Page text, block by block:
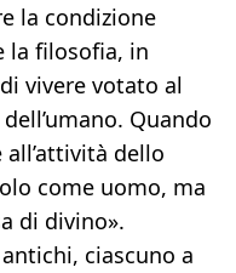
la condizione
la filosofia, in
vivere votato al
Quando
dello
come uomo, ma
di divino».
ciascuno a